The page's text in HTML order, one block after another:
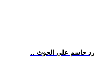
حاسم على الحوث